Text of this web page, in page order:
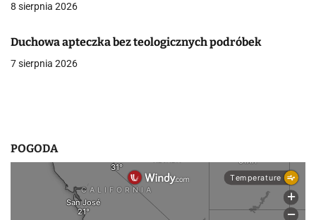
w
p
i
8 sierpnia 2026
Duchowa apteczka bez teologicznych podróbek
7 sierpnia 2026
POGODA